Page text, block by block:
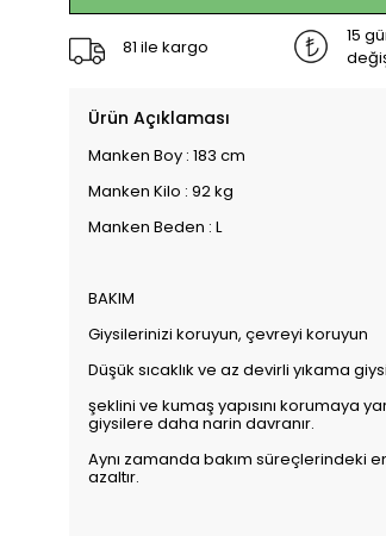
81 ile kargo
15
Ürün Açıklaması
Manken Boy : 183 cm
Manken Kilo : 92 kg
Manken Beden : L
BAKIM
Giysilerinizi koruyun, çevreyi koruyun
Düşük sıcaklık ve az devirli yıkama
şeklini ve kumaş yapısını korumaya
giysilere daha narin davranır.
Aynı zamanda bakım süreçlerindeki
azaltır.